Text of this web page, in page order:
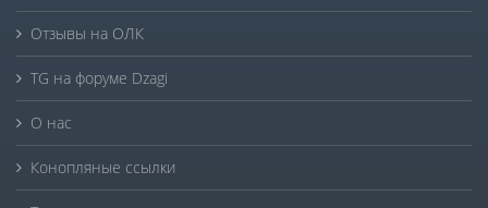
Отзывы на ОЛК
TG на форуме Dzagi
О нас
Конопляные ссылки